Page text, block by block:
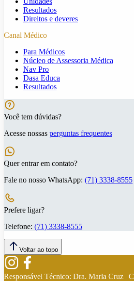
Resultados
Direitos e deveres
Canal Médico
Para Médicos
Núcleo de Assessoria Médica
Nav Pro
Dasa Educa
Resultados
Você tem dúvidas?
Acesse nossas perguntas frequentes
Quer entrar em contato?
Fale no nosso WhatsApp: (71) 3338-8555
Prefere ligar?
Telefone: (71) 3338-8555
Voltar ao topo
Responsável Técnico: Dra. Marla Cruz |